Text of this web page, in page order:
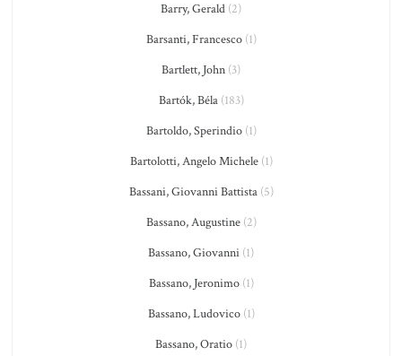
Barry, Gerald (2)
Barsanti, Francesco(1)
Bartlett, John (3)
Bartók, Béla(183)
Bartoldo, Sperindio(1)
Bartolotti, Angelo Michele(1)
Bassani, Giovanni Battista(5)
Bassano, Augustine(2)
Bassano, Giovanni (1)
Bassano, Jeronimo(1)
Bassano, Ludovico(1)
Bassano, Oratio (1)